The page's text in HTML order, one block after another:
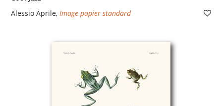
Alessio Aprile, Image papier standard